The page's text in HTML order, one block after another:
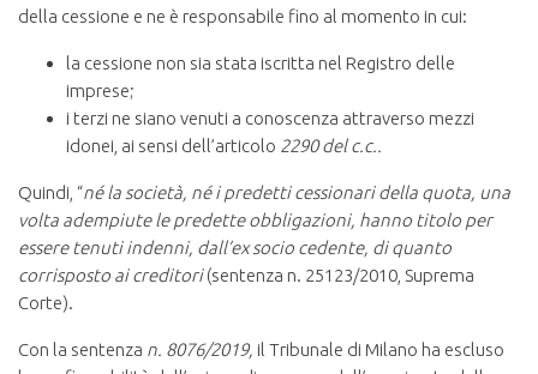
della cessione e ne è responsabile fino al momento in cui:
la cessione non sia stata iscritta nel Registro delle
imprese;
i terzi ne siano venuti a conoscenza attraverso mezzi
idonei, ai sensi dell’articolo 2290 del c.c..
Quindi, “né la società, né i predetti cessionari della quota, una
volta adempiute le predette obbligazioni, hanno titolo per
essere tenuti indenni, dall’ex socio cedente, di quanto
corrisposto ai creditori(sentenza n. 25123/2010, Suprema
Corte).
Con la sentenza n. 8076/2019, il Tribunale di Milano ha escluso